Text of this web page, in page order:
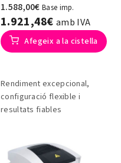
1.588,00€ Base imp.
1.921,48€ amb IVA
Afegeix a la cistella
Rendiment excepcional,
configuració flexible i
resultats fiables